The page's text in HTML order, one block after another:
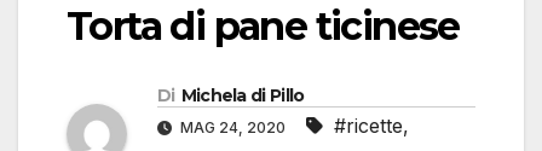
Torta di pane ticinese
Di Michela di Pillo
MAG 24, 2020 #ricette,